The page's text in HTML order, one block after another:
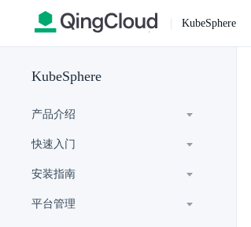
| KubeSphere
KubeSphere
产品介绍
快速入门
安装指南
平台管理